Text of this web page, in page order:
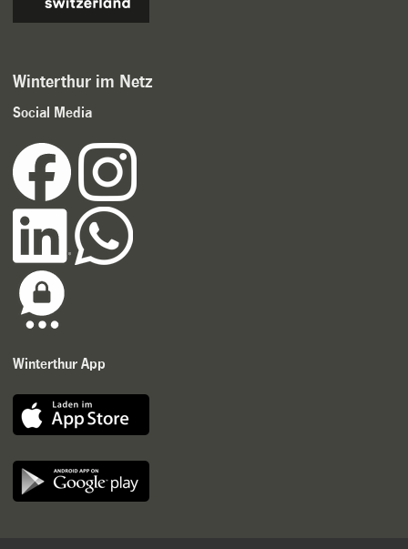
Winterthur im Netz
Social Media
Winterthur App